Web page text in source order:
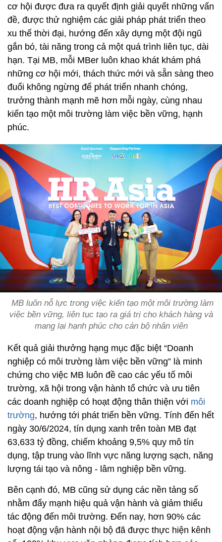
cơ hội được đưa ra quyết định giải quyết những vấn
đề, được thử nghiệm các giải pháp phát triển theo
xu thế thời đại, hướng đến xây dựng một đội ngũ
gắn bó, tài năng trong cả một quá trình liên tục, dài
hạn. Tại MB, mỗi MBer luôn khao khát khám phá
những cơ hội mới, thách thức mới và sẵn sàng theo
đuổi không ngừng để phát triển nhanh chóng,
trưởng thành mạnh mẽ hơn mỗi ngày, cùng nhau
kiến tạo một môi trường làm việc bền vững, hạnh
phúc.
MB luôn nỗ lực trong việc kiến tạo một môi trường làm
việc bền vững, liên tục tạo ra giá trị cho khách hàng và
mang lại hạnh phúc cho cán bộ nhân viên
Kết quả giải thưởng hạng mục đặc biệt “Doanh
nghiệp có môi trường làm việc bền vững” là minh
chứng cho việc MB luôn đề cao các yếu tố môi
trường, xã hội trong vận hành tổ chức và ưu tiên
các doanh nghiệp có hoạt động thân thiện với môi
trường, hướng tới phát triển bền vững. Tính đến hết
ngày 30/6/2024, tín dụng xanh trên toàn MB đạt
63,633 tỷ đồng, chiếm khoảng 9,5% quy mô tín
dụng, tập trung vào lĩnh vực năng lượng sạch, năng
lượng tái tạo và nông - lâm nghiệp bền vững.
Bên cạnh đó, MB cũng sử dụng các nền tảng số
nhằm đẩy mạnh hiệu quả vận hành và giảm thiểu
tác động đến môi trường. Đến nay, hơn 90% các
hoạt động vận hành nội bộ đã được thực hiện kênh